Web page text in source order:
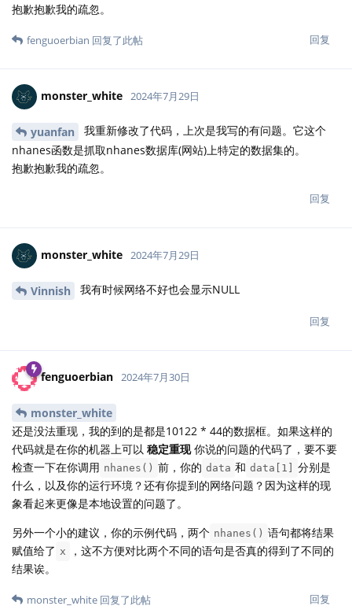
抱歉抱歉我的疏忽。
回复
fenguoerbian 回复了此帖
monster_white 2024年7月29日
yuanfan
我重新修改了代码，上次是我写的有问题。它这个
nhanes函数是抓取nhanes数据库(网站)上特定的数据集的。
抱歉抱歉我的疏忽。
回复
monster_white 2024年7月29日
Vinnish 我有时候网络不好也会显示NULL
回复
fenguoerbian 2024年7月30日
monster_white
还是没法重现，我的到的是都是10122 * 44的数据框。如果这样的
代码就是在你的机器上可以 稳定重现你说的问题的代码了，要不要
检查一下在你调用 nhanes() 前，你的 data 和 data[1]
分别是
什么，以及你的运行环境？还有你提到的网络问题？因为这样的现
象看起来更像是本地设置的问题了。
另外一个小的建议，你的示例代码，两个 nhanes() 语句都将结果
赋值给了 x
，这不方便对比两个不同的语句是否真的得到了不同的
结果诶。
回复
monster_white 回复了此帖